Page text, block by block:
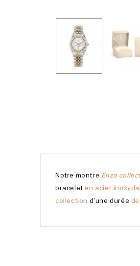
Notre montre Enzo
braceleten acier
collection d'une durée